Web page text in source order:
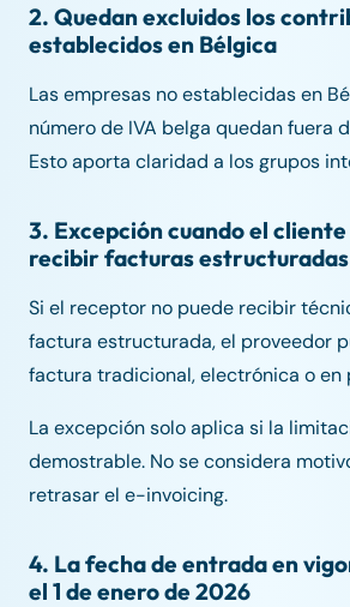
2. Quedan excluidos los
establecidos en Bélgica
Las empresas no establecidas en
número de IVA belga quedan fuera
Esto aporta claridad a los grupos
3. Excepción cuando el cliente
recibir facturas estructuradas
Si el receptor no puede recibir
factura estructurada, el proveedor
factura tradicional, electrónica o en
La excepción solo aplica si la
demostrable. No se considera
retrasar el e-invoicing.
4. La fecha de entrada en
el 1 de enero de 2026